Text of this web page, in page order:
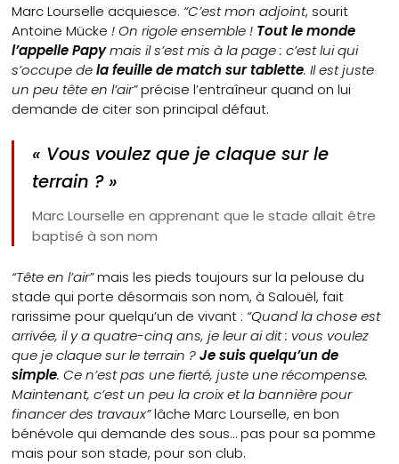
Marc Lourselle acquiesce. “C’est mon adjoint, sourit
Antoine Mücke! On rigole ensemble ! Tout le monde
l’appelle Papymais il s’est mis à la page : c’est lui qui
s’occupe dela feuille de match sur tablette. Il est juste
un peu tête en l’air”précise l’entraîneur quand on lui
demande de citer son principal défaut.
« Vous voulez que je claque sur le
terrain ? »
Marc Lourselle en apprenant que le stade allait être
baptisé à son nom
“Tête en l’air”mais les pieds toujours sur la pelouse du
stade qui porte désormais son nom, à Salouël, fait
rarissime pour quelqu’un de vivant : “Quand la chose est
arrivée, il y a quatre-cinq ans, je leur ai dit : vous voulez
que je claque sur le terrain ?Je suis quelqu’un de
simple. Ce n’est pas une fierté, juste une récompense.
Maintenant, c’est un peu la croix et la bannière pour
financer des travaux”lâche Marc Lourselle, en bon
bénévole qui demande des sous… pas pour sa pomme
mais pour son stade, pour son club.